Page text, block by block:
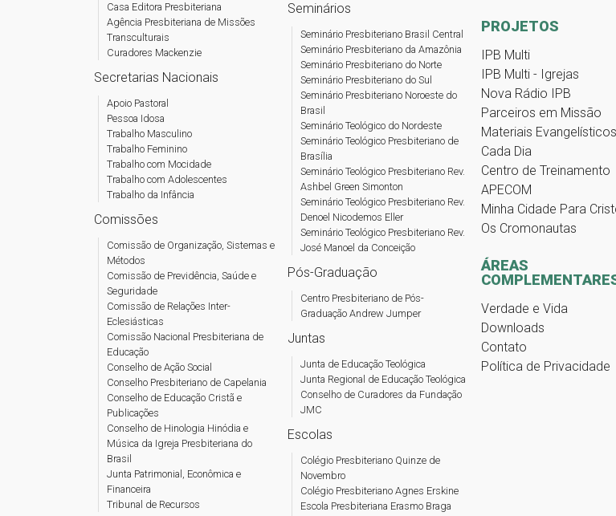
Casa Editora Presbiteriana
Agência Presbiteriana de Missões
Transculturais
Curadores Mackenzie
Secretarias Nacionais
Apoio Pastoral
Pessoa Idosa
Trabalho Masculino
Trabalho Feminino
Trabalho com Mocidade
Trabalho com Adolescentes
Trabalho da Infância
Comissões
Comissão de Organização, Sistemas e
Métodos
Comissão de Previdência, Saúde e
Seguridade
Comissão de Relações Inter-
Eclesiásticas
Comissão Nacional Presbiteriana de
Educação
Conselho de Ação Social
Conselho Presbiteriano de Capelania
Conselho de Educação Cristã e
Publicações
Conselho de Hinologia Hinódia e
Música da Igreja Presbiteriana do
Brasil
Junta Patrimonial, Econômica e
Financeira
Tribunal de Recursos
Seminários
Seminário Presbiteriano Brasil Central
Seminário Presbiteriano da Amazônia
Seminário Presbiteriano do Norte
Seminário Presbiteriano do Sul
Seminário Presbiteriano Noroeste do
Brasil
Seminário Teológico do Nordeste
Seminário Teológico Presbiteriano de
Brasília
Seminário Teológico Presbiteriano Rev.
Ashbel Green Simonton
Seminário Teológico Presbiteriano Rev.
Denoel Nicodemos Eller
Seminário Teológico Presbiteriano Rev.
José Manoel da Conceição
Pós-Graduação
Centro Presbiteriano de Pós-
Graduação Andrew Jumper
Juntas
Junta de Educação Teológica
Junta Regional de Educação Teológica
Conselho de Curadores da Fundação
JMC
Escolas
Colégio Presbiteriano Quinze de
Novembro
Colégio Presbiteriano Agnes Erskine
Escola Presbiteriana Erasmo Braga
PROJETOS
IPB Multi
IPB Multi - Igrejas
Nova Rádio IPB
Parceiros em Missão
Materiais Evangelísticos
Cada Dia
Centro de Treinamento
APECOM
Minha Cidade Para
Os Cromonautas
ÁREAS
Verdade e Vida
Downloads
Contato
Política de Privacidade